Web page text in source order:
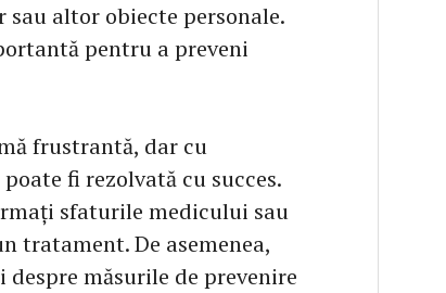
altor obiecte personale.
pentru a preveni
frustrantă, dar cu
fi rezolvată cu succes.
sfaturile medicului sau
tratament. De asemenea,
măsurile de prevenire